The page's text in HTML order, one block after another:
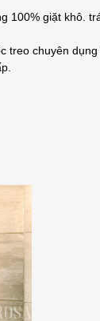
100% giặt khô.
treo chuyên